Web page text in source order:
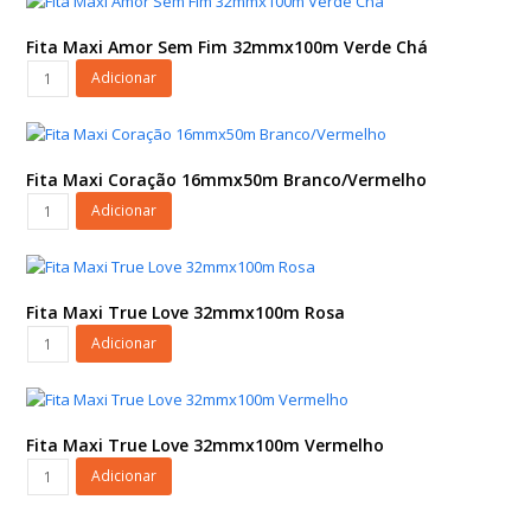
Sem
Fim
32mmx100m
Rosa
Fita Maxi Amor Sem Fim 32mmx100m Verde Chá
Fita
Maxi
Amor
Sem
Fim
32mmx100m
Verde
quantidade
Adicionar
Fita Maxi Coração 16mmx50m Branco/Vermelho
Fita
Maxi
Coração
16mmx50m
Branco/Vermelho
quantidade
Adicionar
Fita Maxi True Love 32mmx100m Rosa
Fita
Maxi
True
Love
32mmx100m
Rosa
quantidade
Adicionar
Fita Maxi True Love 32mmx100m Vermelho
Fita
Maxi
Adicionar